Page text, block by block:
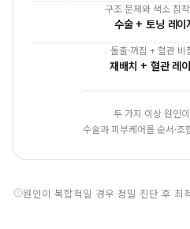
구조 문제와 색소 침
수술 + 토닝 레이
돌출·꺼짐 + 혈관
재배치 + 혈관 레
두 가지 이상 원인
수술과 피부케어를 순서·조
원인이 복합적일 경우 정밀 진단 후 최